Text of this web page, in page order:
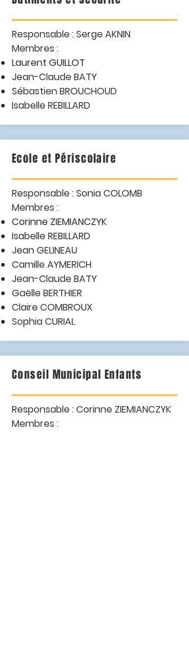
Responsable : Serge AKNIN
Membres :
Laurent GUILLOT
Jean-Claude BATY
Sébastien BROUCHOUD
Isabelle REBILLARD
Ecole et Périscolaire
Responsable : Sonia COLOMB
Membres :
Corinne ZIEMIANCZYK
Isabelle REBILLARD
Jean GELINEAU
Camille AYMERICH
Jean-Claude BATY
Gaëlle BERTHIER
Claire COMBROUX
Sophia CURIAL
Conseil Municipal Enfants
Responsable : Corinne ZIEMIANCZYK
Membres :